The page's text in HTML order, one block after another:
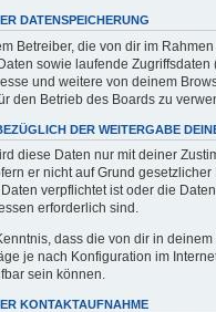
DATENSPEICHERUNG
Betreiber, die von dir im
sowie laufende Zugriffsdaten
und weitere von deinem
den Betrieb des Boards zu
DER WEITERGABE
diese Daten nur mit deiner
er nicht auf Grund
verpflichtet ist oder die
erforderlich sind.
dass die von dir in
je nach Konfiguration im
sein können.
KONTAKTAUFNAHME